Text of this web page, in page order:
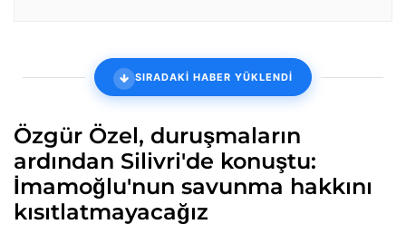
SIRADAKİ HABER YÜKLENDİ
Özgür Özel, duruşmaların
ardından Silivri'de konuştu:
İmamoğlu'nun savunma hakkını
kısıtlatmayacağız